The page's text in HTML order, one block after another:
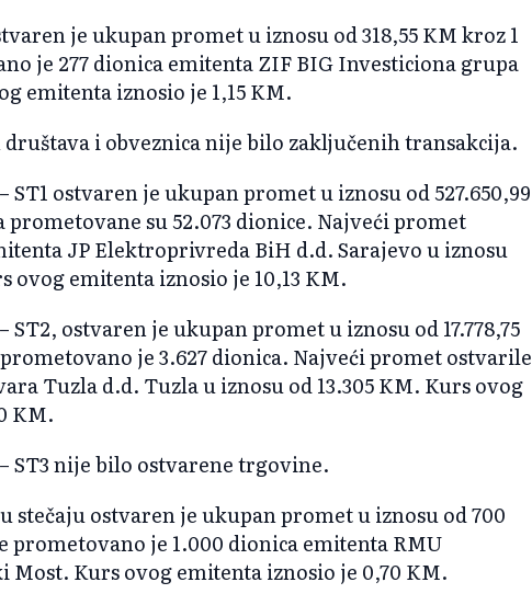
je ukupan promet u iznosu od 318,55 KM kroz 1
je 277 dionica emitenta ZIF BIG Investiciona grupa
emitenta iznosio je 1,15 KM.
i obveznica nije bilo zaključenih transakcija.
ST1 ostvaren je ukupan promet u iznosu od 527.650,99
prometovane su 52.073 dionice. Najveći promet
JP Elektroprivreda BiH d.d. Sarajevo u iznosu
ovog emitenta iznosio je 10,13 KM.
ST2, ostvaren je ukupan promet u iznosu od 17.778,75
je 3.627 dionica. Najveći promet ostvarile
Tuzla d.d. Tuzla u iznosu od 13.305 KM. Kurs ovog
KM.
ST3 nije bilo ostvarene trgovine.
stečaju ostvaren je ukupan promet u iznosu od 700
je 1.000 dionica emitenta RMU
Most. Kurs ovog emitenta iznosio je 0,70 KM.